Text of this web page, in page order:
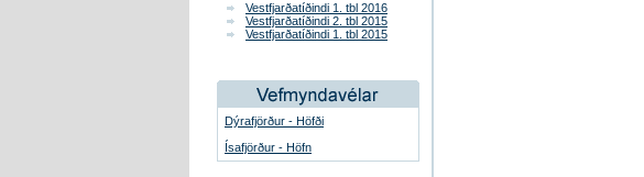
Vestfjarðatíðindi 1. tbl 2016
Vestfjarðatíðindi 2. tbl 2015
Vestfjarðatíðindi 1. tbl 2015
Dýrafjörður - Höfði
Ísafjörður - Höfn